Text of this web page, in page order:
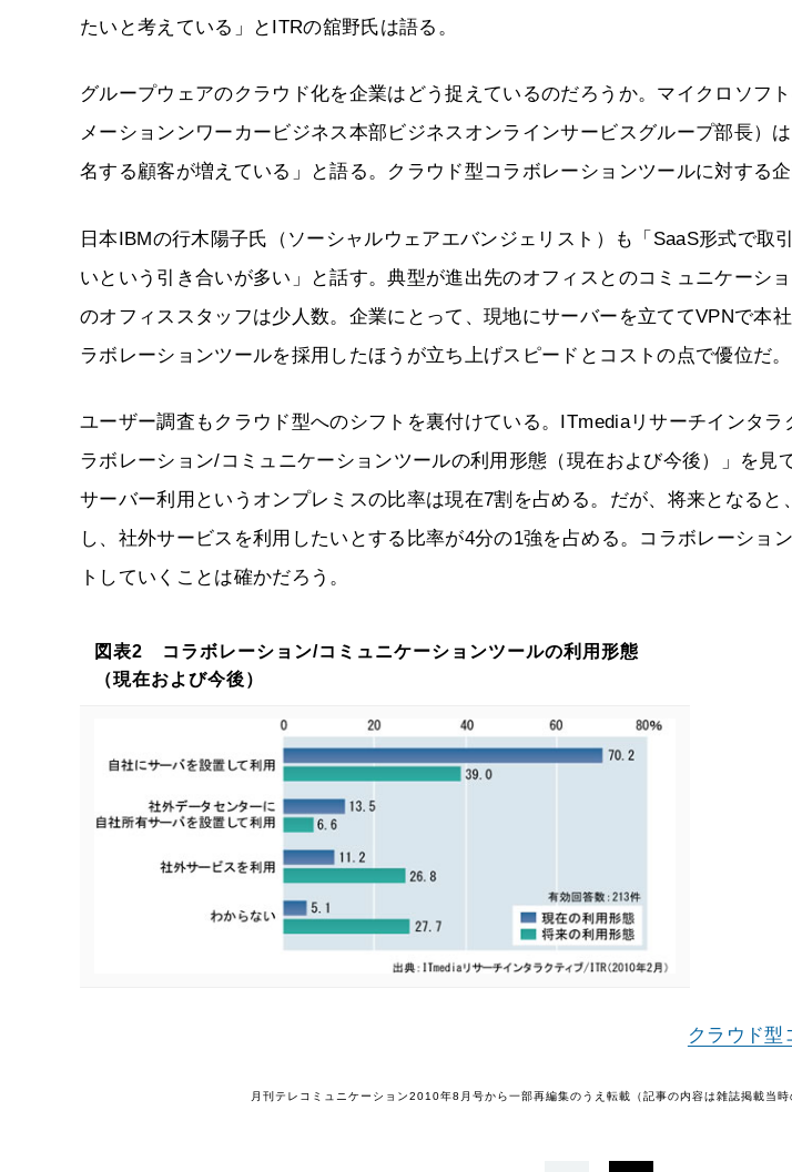
たいと考えている」とITRの舘野氏は語る。
グループウェアのクラウド化を企業はどう捉えているのだろうか。マイクロソフ
メーションンワーカービジネス本部ビジネスオンラインサービスグループ部長）
名する顧客が増えている」と語る。クラウド型コラボレーションツールに対する企
日本IBMの行木陽子氏（ソーシャルウェアエバンジェリスト）も「SaaS形式で取
いという引き合いが多い」と話す。典型が進出先のオフィスとのコミュニケーシ
のオフィススタッフは少人数。企業にとって、現地にサーバーを立ててVPNで本
ラボレーションツールを採用したほうが立ち上げスピードとコストの点で優位だ。
ユーザー調査もクラウド型へのシフトを裏付けている。ITmediaリサーチインタラ
ラボレーション/コミュニケーションツールの利用形態（現在および今後）」を見
サーバー利用というオンプレミスの比率は現在7割を占める。だが、将来となると
し、社外サービスを利用したいとする比率が4分の1強を占める。コラボレーショ
トしていくことは確かだろう。
図表2 コラボレーション/コミュニケーションツールの利用形態
（現在および今後）
クラウド型
月刊テレコミュニケーション2010年8月号から一部再編集のうえ転載（記事の内容は雑誌掲載当